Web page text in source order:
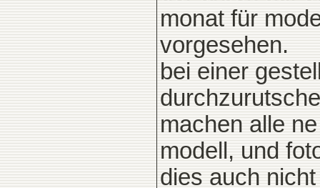
monat für
vorgesehen.
bei einer
machen alle
modell, und
dies auch